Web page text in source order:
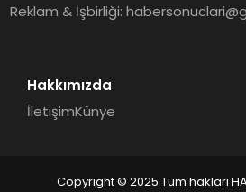
Reklam & İşbirliği:
Hakkımızda
İletişimKünye
Copyright © 2025 Tüm hakları